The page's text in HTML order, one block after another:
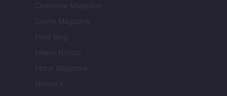
Cineverse Magazine
Donne Magazine
Food Blog
Milano Notizie
Motor Magazine
Notizie.it